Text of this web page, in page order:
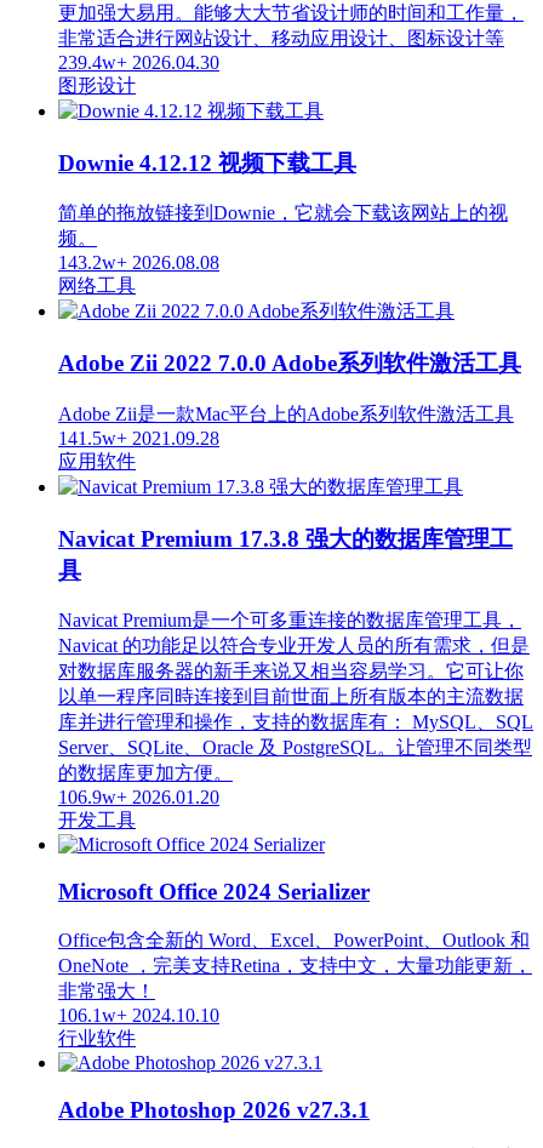
更加强大易用。能够大大节省设计师的时间和工作量，
非常适合进行网站设计、移动应用设计、图标设计等
239.4w+ 2026.04.30
图形设计
Downie 4.12.12 视频下载工具
简单的拖放链接到Downie，它就会下载该网站上的视
频。
143.2w+ 2026.08.08
网络工具
Adobe Zii 2022 7.0.0 Adobe系列软件激活工具
Adobe Zii是一款Mac平台上的Adobe系列软件激活工具
141.5w+ 2021.09.28
应用软件
Navicat Premium 17.3.8 强大的数据库管理工
具
Navicat Premium是一个可多重连接的数据库管理工具，
Navicat 的功能足以符合专业开发人员的所有需求，但是
对数据库服务器的新手来说又相当容易学习。它可让你
以单一程序同時连接到目前世面上所有版本的主流数据
库并进行管理和操作，支持的数据库有： MySQL、SQL
Server、SQLite、Oracle 及 PostgreSQL。让管理不同类型
的数据库更加方便。
106.9w+ 2026.01.20
开发工具
Microsoft Office 2024 Serializer
Office包含全新的 Word、Excel、PowerPoint、Outlook 和
OneNote ，完美支持Retina，支持中文，大量功能更新，
非常强大！
106.1w+ 2024.10.10
行业软件
Adobe Photoshop 2026 v27.3.1